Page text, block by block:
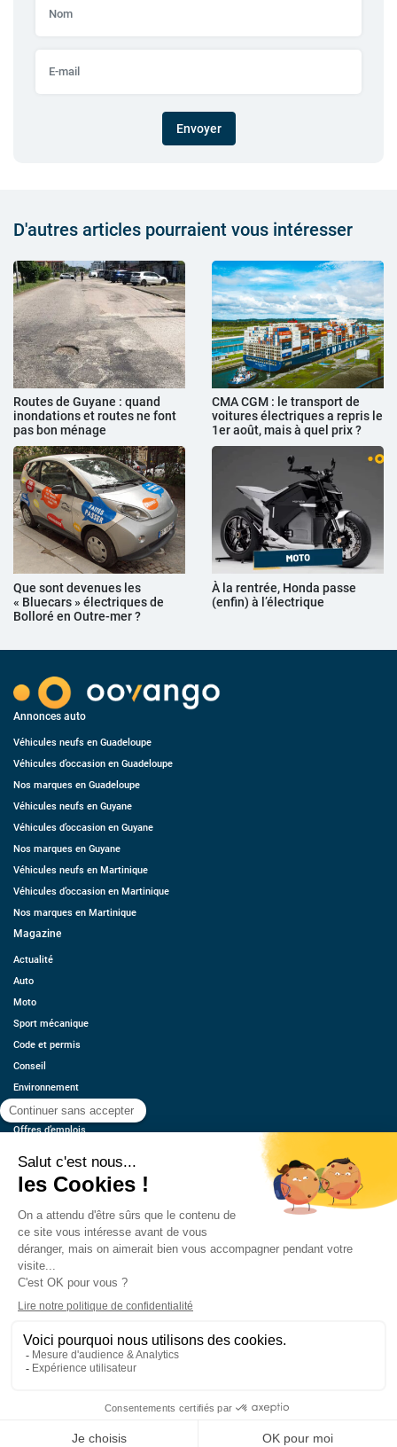
Envoyer
D'autres articles pourraient vous intéresser
Routes de Guyane : quand
inondations et routes ne font
pas bon ménage
CMA CGM : le transport de
voitures électriques a repris le
1er août, mais à quel prix ?
Que sont devenues les
« Bluecars » électriques de
Bolloré en Outre-mer ?
À la rentrée, Honda passe
(enfin) à l’électrique
Annonces auto
Véhicules neufs en Guadeloupe
Véhicules d’occasion en Guadeloupe
Nos marques en Guadeloupe
Véhicules neufs en Guyane
Véhicules d’occasion en Guyane
Nos marques en Guyane
Véhicules neufs en Martinique
Véhicules d’occasion en Martinique
Nos marques en Martinique
Magazine
Actualité
Auto
Moto
Sport mécanique
Code et permis
Conseil
Environnement
Économie
Offres d’emplois
Contact
Estimez votre voiture
Mentions légales
CGU
Réalisé, hébergé et référencé par PIXELL